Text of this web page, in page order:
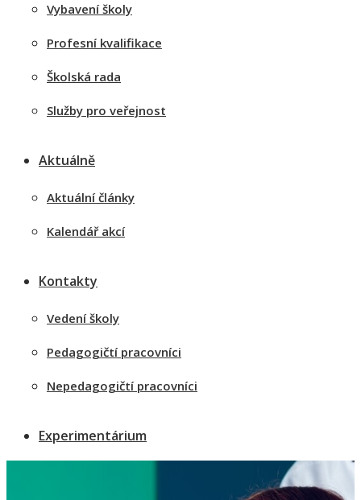
Vybavení školy
Profesní kvalifikace
Školská rada
Služby pro veřejnost
Aktuálně
Aktuální články
Kalendář akcí
Kontakty
Vedení školy
Pedagogičtí pracovníci
Nepedagogičtí pracovníci
Experimentárium